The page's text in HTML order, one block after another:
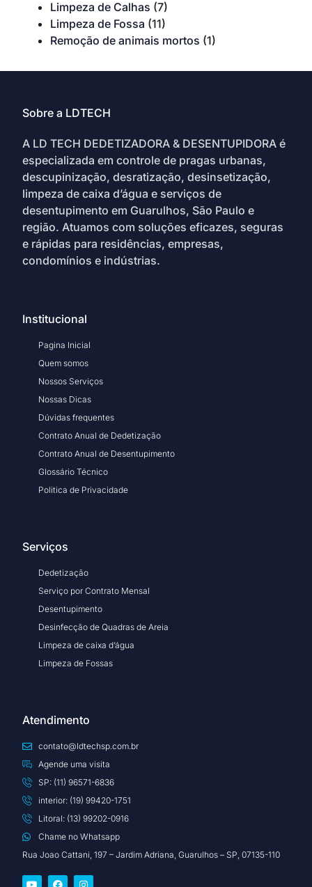
Limpeza de Calhas (7)
Limpeza de Fossa (11)
Remoção de animais mortos (1)
Sobre a LDTECH
A LD TECH DEDETIZADORA & DESENTUPIDORA é
especializada em controle de pragas urbanas,
descupinização, desratização, desinsetização,
limpeza de caixa d’água e serviços de
desentupimento em Guarulhos, São Paulo e
região. Atuamos com soluções eficazes, seguras
e rápidas para residências, empresas,
condomínios e indústrias.
Institucional
Pagina Inicial
Quem somos
Nossos Serviços
Nossas Dicas
Dúvidas frequentes
Contrato Anual de Dedetização
Contrato Anual de Desentupimento
Glossário Técnico
Politica de Privacidade
Serviços
Dedetização
Serviço por Contrato Mensal
Desentupimento
Desinfecção de Quadras de Areia
Limpeza de caixa d’água
Limpeza de Fossas
Atendimento
contato@ldtechsp.com.br
Agende uma visita
SP: (11) 96571-6836
interior: (19) 99420-1751
Litoral: (13) 99202-0916
Chame no Whatsapp
Rua Joao Cattani, 197 – Jardim Adriana, Guarulhos – SP, 07135-110